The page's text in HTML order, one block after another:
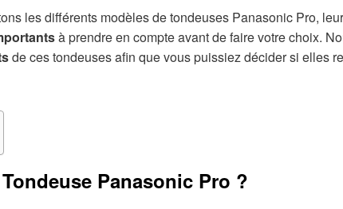
les différents modèles de tondeuses Panasonic Pro,
à prendre en compte avant de faire votre choix.
de ces tondeuses afin que vous puissiez décider si elles
Panasonic Pro ?